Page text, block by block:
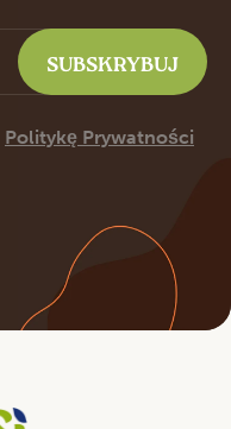
Politykę Prywatności